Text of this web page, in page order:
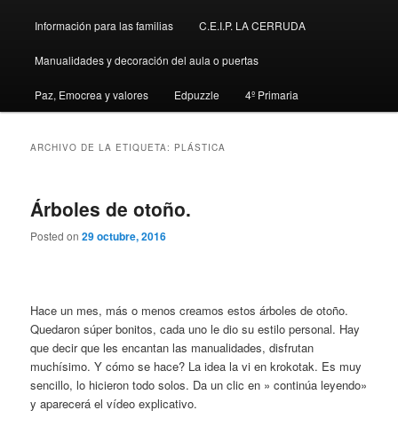
Información para las familias C.E.I.P. LA CERRUDA
Manualidades y decoración del aula o puertas
Paz, Emocrea y valores Edpuzzle 4º Primaria
ARCHIVO DE LA ETIQUETA: PLÁSTICA
Árboles de otoño.
Posted on29 octubre, 2016
Hace un mes, más o menos creamos estos árboles de otoño.
Quedaron súper bonitos, cada uno le dio su estilo personal. Hay
que decir que les encantan las manualidades, disfrutan
muchísimo. Y cómo se hace? La idea la vi en krokotak. Es muy
sencillo, lo hicieron todo solos. Da un clic en » continúa leyendo»
y aparecerá el vídeo explicativo.